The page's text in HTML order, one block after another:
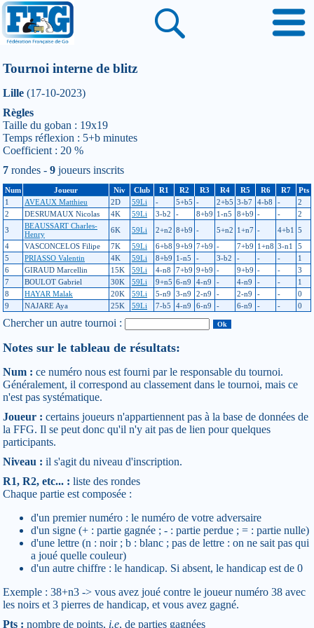
Tournoi interne de blitz
Lille (17-10-2023)
Règles
Taille du goban : 19x19
Temps réflexion : 5+b minutes
Coefficient : 20 %
7 rondes - 9 joueurs inscrits
Num Joueur Niv Club R1 R2 R3 R4 R5 R6 R7
Pts
1
AVEAUX Matthieu 2D 59Li - 5+b5 - 2+b5 3-b7 4-b8 -
2
2
DESRUMAUX Nicolas 4K 59Li 3-b2 - 8+b9 1-n5 8+b9 - -
2
3
BEAUSSART Charles-
Henry
6K 59Li 2+n2 8+b9 - 5+n2 1+n7 - 4+b1 5
4
VASCONCELOS Filipe 7K 59Li 6+b8 9+b9 7+b9 - 7+b9 1+n8 3-n1
5
5
PRIASSO Valentin 4K 59Li 8+b9 1-n5 - 3-b2 - - -
1
6
GIRAUD Marcellin 15K 59Li 4-n8 7+b9 9+b9 - 9+b9 - -
3
7
BOULOT Gabriel 30K 59Li 9+n5 6-n9 4-n9 - 4-n9 - -
1
8
HAYAR Malak 20K 59Li 5-n9 3-n9 2-n9 - 2-n9 - -
0
9
NAJARE Aya 25K 59Li 7-b5 4-n9 6-n9 - 6-n9 - - 0
Chercher un autre tournoi :
Notes sur le tableau de résultats:
Num : ce numéro nous est fourni par le responsable du tournoi.
Généralement, il correspond au classement dans le tournoi, mais ce
n'est pas systématique.
Joueur : certains joueurs n'appartiennent pas à la base de données de
la FFG. Il se peut donc qu'il n'y ait pas de lien pour quelques
participants.
Niveau : il s'agit du niveau d'inscription.
R1, R2, etc... : liste des rondes
Chaque partie est composée :
d'un premier numéro : le numéro de votre adversaire
d'un signe (+ : partie gagnée ; - : partie perdue ; = : partie nulle)
d'une lettre (n : noir ; b : blanc ; pas de lettre : on ne sait pas qui
a joué quelle couleur)
d'un autre chiffre : le handicap. Si absent, le handicap est de 0
Exemple : 38+n3 -> vous avez joué contre le joueur numéro 38 avec
les noirs et 3 pierres de handicap, et vous avez gagné.
Pts : nombre de points, i.e, de parties gagnées